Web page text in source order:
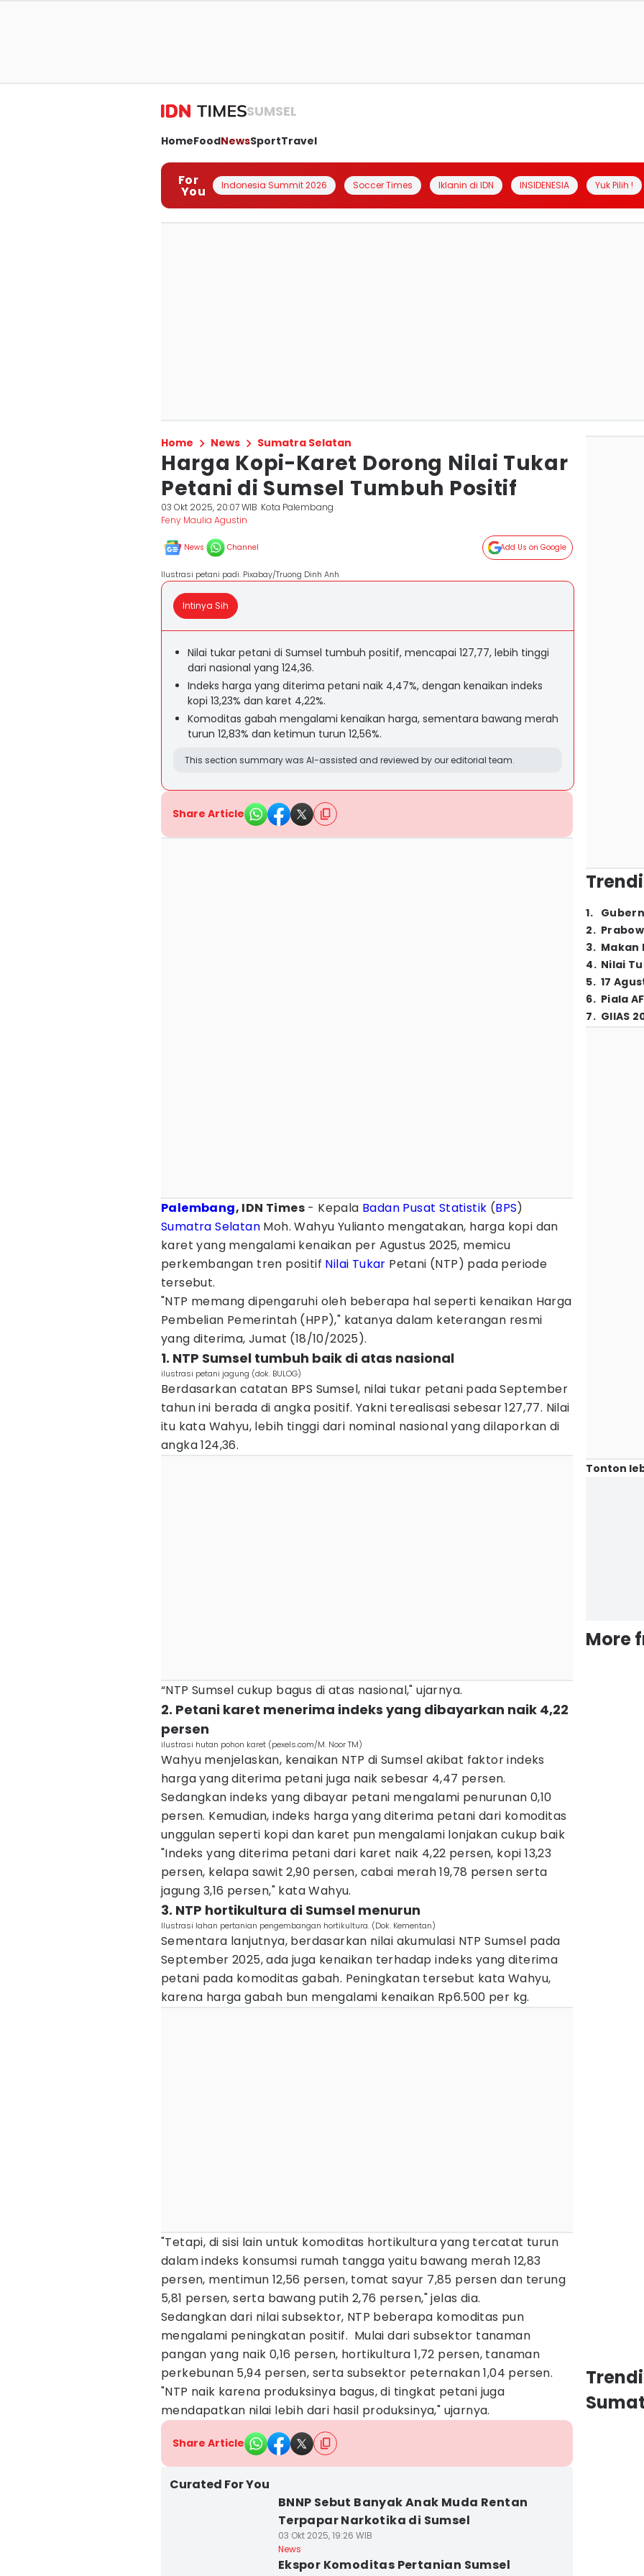
SUMSEL
HomeFoodNewsSportTravel
For
You Indonesia Summit 2026 Soccer Times Iklanin di IDN INSIDENESIA Yuk Pilih !
Home News Sumatra Selatan
Harga Kopi-Karet Dorong Nilai Tukar
Petani di Sumsel Tumbuh Positif
03 Okt 2025, 20:07 WIB Kota Palembang
Feny Maulia Agustin
News Channel Add Us on Google
Ilustrasi petani padi. Pixabay/Truong Dinh Anh
Intinya Sih
Nilai tukar petani di Sumsel tumbuh positif, mencapai 127,77, lebih tinggi
dari nasional yang 124,36.
Indeks harga yang diterima petani naik 4,47%, dengan kenaikan indeks
kopi 13,23% dan karet 4,22%.
Komoditas gabah mengalami kenaikan harga, sementara bawang merah
turun 12,83% dan ketimun turun 12,56%.
This section summary was AI-assisted and reviewed by our editorial team.
Share Article
Palembang, IDN Times - Kepala Badan Pusat Statistik (BPS)
Sumatra Selatan Moh. Wahyu Yulianto mengatakan, harga kopi dan
karet yang mengalami kenaikan per Agustus 2025, memicu
perkembangan tren positif Nilai Tukar Petani (NTP) pada periode
tersebut.
"NTP memang dipengaruhi oleh beberapa hal seperti kenaikan Harga
Pembelian Pemerintah (HPP)," katanya dalam keterangan resmi
yang diterima, Jumat (18/10/2025).
1. NTP Sumsel tumbuh baik di atas nasional
ilustrasi petani jagung (dok. BULOG)
Berdasarkan catatan BPS Sumsel, nilai tukar petani pada September
tahun ini berada di angka positif. Yakni terealisasi sebesar 127,77. Nilai
itu kata Wahyu, lebih tinggi dari nominal nasional yang dilaporkan di
angka 124,36.
“NTP Sumsel cukup bagus di atas nasional," ujarnya.
2. Petani karet menerima indeks yang dibayarkan naik 4,22
persen
ilustrasi hutan pohon karet (pexels.com/M. Noor TM)
Wahyu menjelaskan, kenaikan NTP di Sumsel akibat faktor indeks
harga yang diterima petani juga naik sebesar 4,47 persen.
Sedangkan indeks yang dibayar petani mengalami penurunan 0,10
persen. Kemudian, indeks harga yang diterima petani dari komoditas
unggulan seperti kopi dan karet pun mengalami lonjakan cukup baik
"Indeks yang diterima petani dari karet naik 4,22 persen, kopi 13,23
persen, kelapa sawit 2,90 persen, cabai merah 19,78 persen serta
jagung 3,16 persen," kata Wahyu.
3. NTP hortikultura di Sumsel menurun
Ilustrasi lahan pertanian pengembangan hortikultura. (Dok. Kementan)
Sementara lanjutnya, berdasarkan nilai akumulasi NTP Sumsel pada
September 2025, ada juga kenaikan terhadap indeks yang diterima
petani pada komoditas gabah. Peningkatan tersebut kata Wahyu,
karena harga gabah bun mengalami kenaikan Rp6.500 per kg.
"Tetapi, di sisi lain untuk komoditas hortikultura yang tercatat turun
dalam indeks konsumsi rumah tangga yaitu bawang merah 12,83
persen, mentimun 12,56 persen, tomat sayur 7,85 persen dan terung
5,81 persen, serta bawang putih 2,76 persen," jelas dia.
Sedangkan dari nilai subsektor, NTP beberapa komoditas pun
mengalami peningkatan positif. Mulai dari subsektor tanaman
pangan yang naik 0,16 persen, hortikultura 1,72 persen, tanaman
perkebunan 5,94 persen, serta subsektor peternakan 1,04 persen.
"NTP naik karena produksinya bagus, di tingkat petani juga
mendapatkan nilai lebih dari hasil produksinya," ujarnya.
Share Article
Curated For You
BNNP Sebut Banyak Anak Muda Rentan
Terpapar Narkotika di Sumsel
03 Okt 2025, 19:26 WIB
News
Ekspor Komoditas Pertanian Sumsel
1.
2.
3. Makan
4. Nilai
5. 17
6. Piala
7. GIIAS
Tonton
More